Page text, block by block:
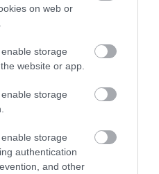
on web or
storage
website or app.
storage
storage
authentication
and other
Tesla Model S és a